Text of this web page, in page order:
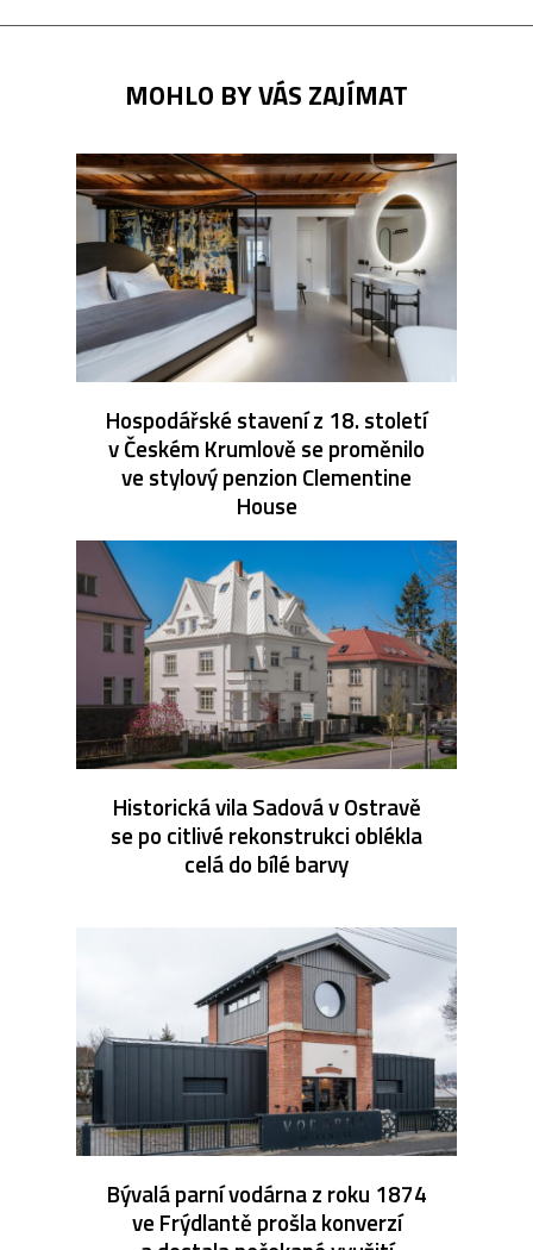
MOHLO BY VÁS ZAJÍMAT
Hospodářské stavení z 18. století
v Českém Krumlově se proměnilo
ve stylový penzion Clementine
House
Historická vila Sadová v Ostravě
se po citlivé rekonstrukci oblékla
celá do bílé barvy
Bývalá parní vodárna z roku 1874
ve Frýdlantě prošla konverzí